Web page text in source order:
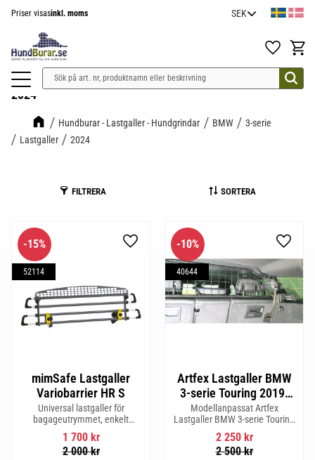
Priser visasinkl. moms
Favoriter
2024
Hundburar - Lastgaller - Hundgrindar BMW
3-serie
Lastgaller
2024
FILTRERA SORTERA
mimSafe Lastgaller
Variobarrier HR S
Universal lastgaller för
bagageutrymmet, enkelt
justerbar för att passa din bils
form för säker och trygg resa
med husdjur eller last.
1 700kr
2 000kr
15%
52114
Lägg till i favoriter
Artfex Lastgaller BMW
3-serie Touring 2019-
G21
Modellanpassat Artfex
Lastgaller BMW 3-serie Touring
2019- G21
2 250kr
2 500kr
10%
40644
Lägg